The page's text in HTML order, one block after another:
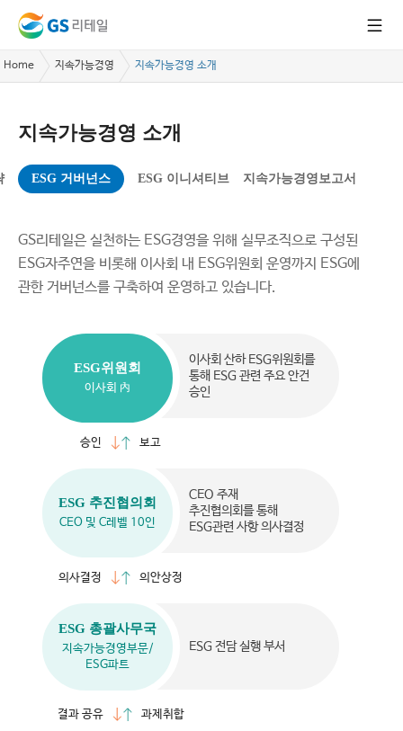
Home 지속가능경영 지속가능경영 소개
지속가능경영 소개
ESG 거버넌스 ESG 이니셔티브 지속가능경영보고서
GS리테일은 실천하는 ESG경영을 위해 실무조직으로 구성된
ESG자주연을 비롯해 이사회 내 ESG위원회 운영까지 ESG에
관한 거버넌스를 구축하여 운영하고 있습니다.
ESG위원회
이사회 內
이사회 산하 ESG위원회를
통해 ESG 관련 주요 안건
승인
승인 보고
ESG 추진협의회
CEO 및 C레벨 10인
CEO 주재
추진협의회를 통해
ESG관련 사항 의사결정
의사결정 의안상정
ESG 총괄사무국
지속가능경영부문/
ESG파트
ESG 전담 실행 부서
결과 공유 과제취합